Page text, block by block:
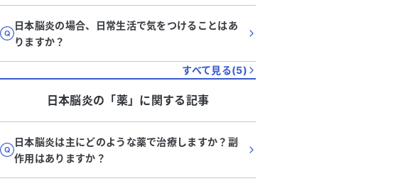
日本脳炎の場合、日常生活で気をつけることはあ
りますか？
すべて見る(5)
日本脳炎の「薬」に関する記事
日本脳炎は主にどのような薬で治療しますか？副
作用はありますか？